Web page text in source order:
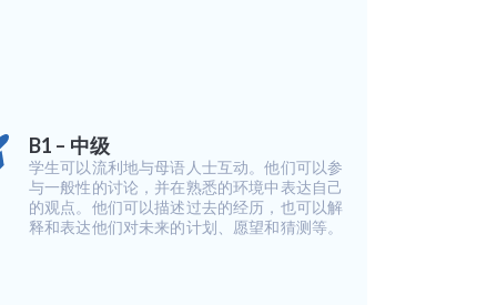
B1 – 中级
学生可以流利地与母语人士互动。他们可以参
与一般性的讨论，并在熟悉的环境中表达自己
的观点。他们可以描述过去的经历，也可以解
释和表达他们对未来的计划、愿望和猜测等。